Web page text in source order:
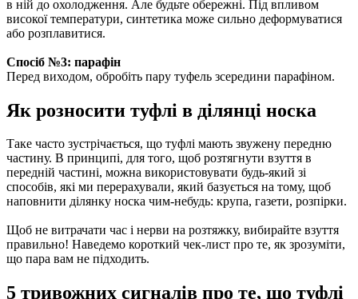
в ній до охолодження. Але будьте обережні. Під впливом
високої температури, синтетика може сильно деформуватися
або розплавитися.
Спосіб №3: парафін
Перед виходом, обробіть пару туфель зсередини парафіном.
Як розносити туфлі в ділянці носка
Таке часто зустрічається, що туфлі мають звужену передню
частину. В принципі, для того, щоб розтягнути взуття в
передній частині, можна використовувати будь-який зі
способів, які ми перерахували, який базується на тому, щоб
наповнити ділянку носка чим-небудь: крупа, газети, розпірки.
Щоб не витрачати час і нерви на розтяжку, вибирайте взуття
правильно! Наведемо короткий чек-лист про те, як зрозуміти,
що пара вам не підходить.
5 тривожних сигналів про те, що туфлі